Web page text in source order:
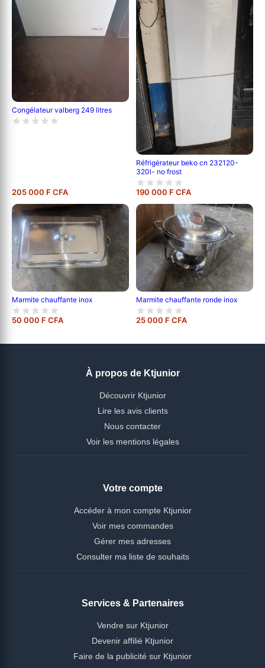
Congélateur valberg 249 litres
205 000 F CFA
Réfrigérateur beko cn 232120-
320l- no frost
190 000 F CFA
Marmite chauffante inox
50 000 F CFA
Marmite chauffante ronde inox
25 000 F CFA
À propos de Ktjunior
Découvrir Ktjunior
Lire les avis clients
Nous contacter
Voir les mentions légales
Votre compte
Accéder à mon compte Ktjunior
Voir mes commandes
Gérer mes adresses
Consulter ma liste de souhaits
Services & Partenaires
Vendre sur Ktjunior
Devenir affilié Ktjunior
Faire de la publicité sur Ktjunior